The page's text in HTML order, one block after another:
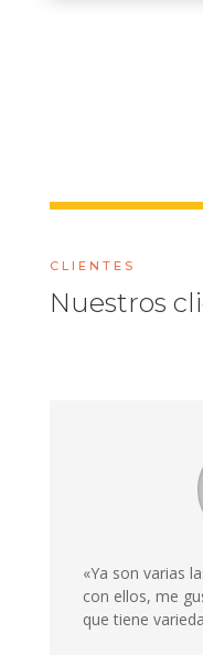
CLIENTES
Nuestros
«Ya son varias
con ellos, me
que tiene